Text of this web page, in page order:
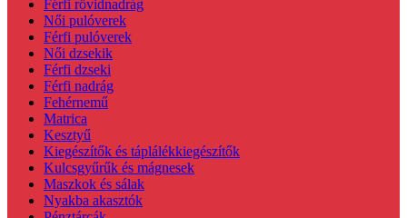
Férfi rövidnadrág
Női pulóverek
Férfi pulóverek
Női dzsekik
Férfi dzseki
Férfi nadrág
Fehérnemű
Matrica
Kesztyű
Kiegészítők és táplálékkiegészítők
Kulcsgyűrűk és mágnesek
Maszkok és sálak
Nyakba akasztók